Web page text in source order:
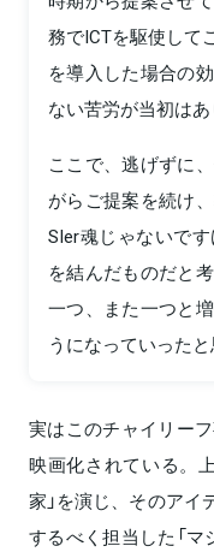
務でICTを駆使して
を導入した場合の
ない苦労が当初はあ
ここで、逃げずに
がらご提案を続け
SIer魂じゃないで
を結んだものだと
一つ、また一つと
うになっていったと
実はこのチャイリー
映画化されている。
家」を演じ、そのア
するべく担当した「